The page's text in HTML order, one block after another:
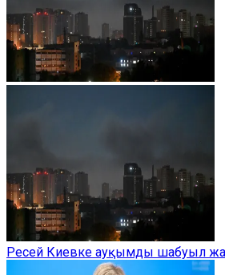
Ресей Киевке ауқымды шабуыл